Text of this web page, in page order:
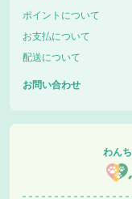
ポイントについて
お支払について
配送について
お問い合わせ
わん